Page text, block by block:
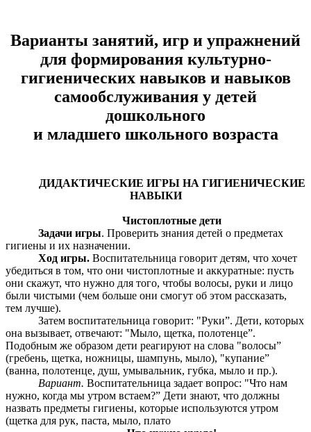
Варианты занятий, игр и упражнений
для формирования культурно-
гигиенических навыков и навыков
самообслуживания у детей
дошкольного
и младшего школьного возраста
ДИДАКТИЧЕСКИЕ ИГРЫ НА ГИГИЕНИЧЕСКИЕ
НАВЫКИ
Чистоплотные дети
Задачи игры. Проверить знания детей о предметах
гигиены и их назначении.
Ход игры. Воспитательница говорит детям, что хочет
убедиться в том, что они чистоплотные и аккуратные: пусть
они скажут, что нужно для того, чтобы волосы, руки и лицо
были чистыми (чем больше они смогут об этом рассказать,
тем лучше).
Затем воспитательница говорит: "Руки”. Дети, которых
она вызывает, отвечают: "Мыло, щетка, полотенце”.
Подобным же образом дети реагируют на слова "волосы”
(гребень, щетка, ножницы, шампунь, мыло), "купание”
(ванна, полотенце, душ, умывальник, губка, мыло и пр.).
Вариант.Воспитательница задает вопрос: "Что нам
нужно, когда мы утром встаем?” Дети знают, что должны
назвать предметы гигиены, которые используются утром
(щетка для рук, паста, мыло, плато